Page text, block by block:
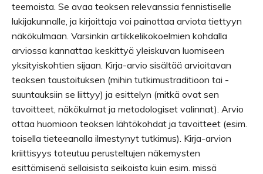
teemoista. Se avaa teoksen relevanssia fennistiselle
lukijakunnalle, ja kirjoittaja voi painottaa arviota tiettyyn
näkökulmaan. Varsinkin artikkelikokoelmien kohdalla
arviossa kannattaa keskittyä yleiskuvan luomiseen
yksityiskohtien sijaan. Kirja-arvio sisältää arvioitavan
teoksen taustoituksen (mihin tutkimustraditioon tai -
suuntauksiin se liittyy) ja esittelyn (mitkä ovat sen
tavoitteet, näkökulmat ja metodologiset valinnat). Arvio
ottaa huomioon teoksen lähtökohdat ja tavoitteet (esim.
toisella tieteeanalla ilmestynyt tutkimus). Kirja-arvion
kriittisyys toteutuu perusteltujen näkemysten
esittämisenä sellaisista seikoista kuin esim. missä